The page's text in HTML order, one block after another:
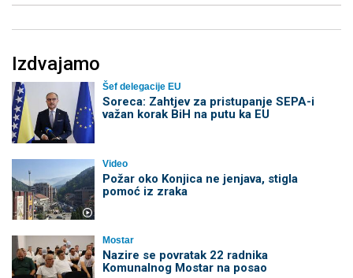
Izdvajamo
Šef delegacije EU
Soreca: Zahtjev za pristupanje SEPA-i
važan korak BiH na putu ka EU
Video
Požar oko Konjica ne jenjava, stigla
pomoć iz zraka
Mostar
Nazire se povratak 22 radnika
Komunalnog Mostar na posao